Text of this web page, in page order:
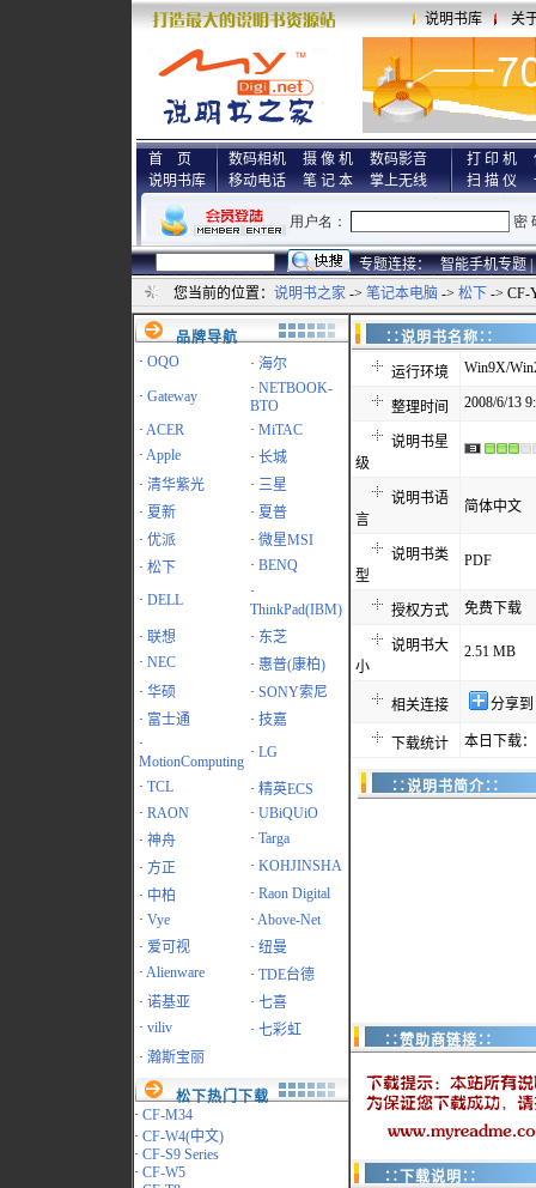
说明书库 关
首 页
说明书库
数码相机 摄 像 机
数码影音
移动电话
笔 记 本 掌上无线
打 印 机
扫 描 仪
专题连接： 智能手机专题 |
您当前的位置： 说明书之家 -> 笔记本电脑 -> 松下 -> CF-
品牌导航
· OQO · 海尔
· Gateway · NETBOOK-
BTO
· ACER · MiTAC
· Apple · 长城
· 清华紫光 · 三星
· 夏新 · 夏普
· 优派 · 微星MSI
· 松下 · BENQ
· DELL
·
ThinkPad(IBM)
· 联想 · 东芝
· NEC · 惠普(康柏)
· 华硕 · SONY索尼
· 富士通 · 技嘉
·
MotionComputing
· LG
· TCL · 精英ECS
· RAON · UBiQUiO
· 神舟 · Targa
· 方正 · KOHJINSHA
· 中柏 · Raon Digital
· Vye · Above-Net
· 爱可视 · 纽曼
· Alienware · TDE台德
· 诺基亚 · 七喜
· viliv · 七彩虹
· 瀚斯宝丽
松下热门下载
· CF-M34
· CF-W4(中文)
· CF-S9 Series
· CF-W5
∷说明书名
运行环境 Win9X/
整理时间 2008/6/13
说明书星
级
说明书语
言
简体中文
说明书类
型
PDF
授权方式 免费下载
说明书大
小
2.51 MB
相关连接 分享
下载统计 本日下载
∷说明书简介∷
∷赞助商链接∷
∷下载说明∷